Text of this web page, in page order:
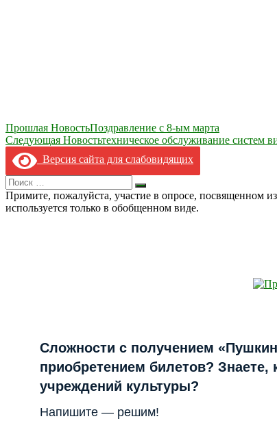
Навигация
по
записям
Прошлая НовостьПоздравление с 8-ым марта
Следующая Новостьтехническое обслуживание систем
Версия сайта для слабовидящих
Search
for:
Искать
Примите, пожалуйста, участие в опросе, посвященном
используется только в обобщенном виде.
Сложности с получением
приобретением билетов? Знаете,
учреждений культуры?
Напишите — решим!